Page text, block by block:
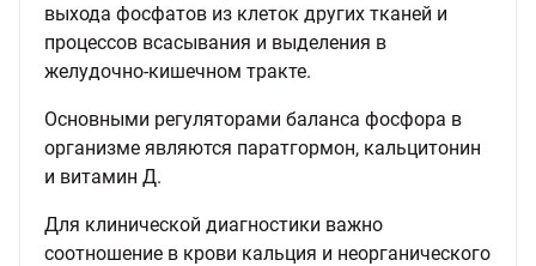
выхода фосфатов из клеток других тканей и
процессов всасывания и выделения в
желудочно-кишечном тракте.
Основными регуляторами баланса фосфора в
организме являются паратгормон, кальцитонин
и витамин Д.
Для клинической диагностики важно
соотношение в крови кальция и неорганического